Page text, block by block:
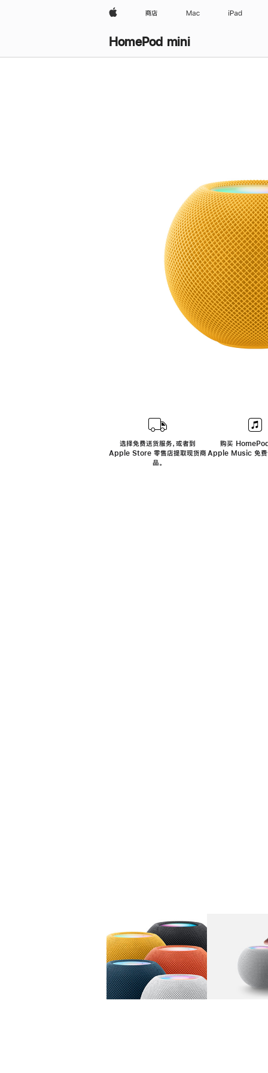
Apple 商店 Mac iPad
HomePod mini
选择免费送货服务，或者到
Apple Store 零售店提取现货商
品。
购买
Apple Music 免费
图库 图像 1